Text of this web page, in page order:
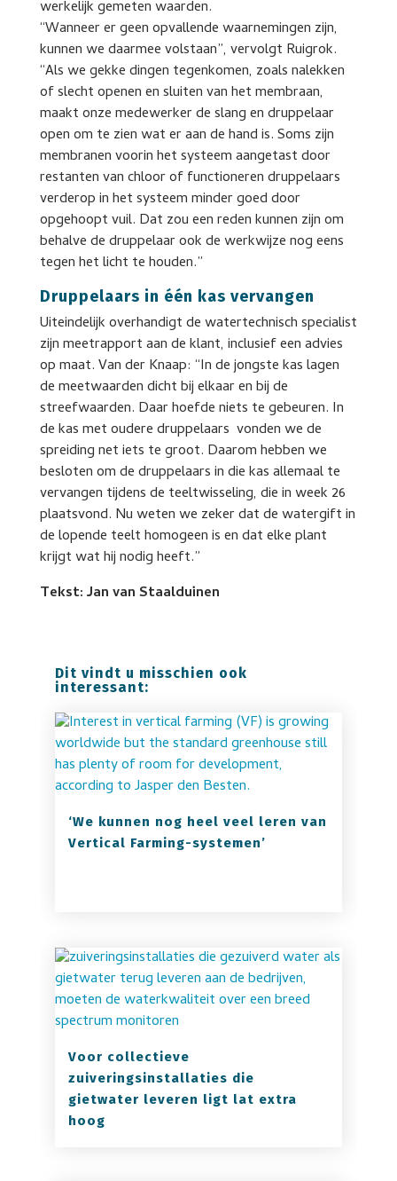
werkelijk gemeten waarden.
“Wanneer er geen opvallende waarnemingen zijn,
kunnen we daarmee volstaan”, vervolgt Ruigrok.
“Als we gekke dingen tegenkomen, zoals nalekken
of slecht openen en sluiten van het membraan,
maakt onze medewerker de slang en druppelaar
open om te zien wat er aan de hand is. Soms zijn
membranen voorin het systeem aangetast door
restanten van chloor of functioneren druppelaars
verderop in het systeem minder goed door
opgehoopt vuil. Dat zou een reden kunnen zijn om
behalve de druppelaar ook de werkwijze nog eens
tegen het licht te houden.”
Druppelaars in één kas vervangen
Uiteindelijk overhandigt de watertechnisch specialist
zijn meetrapport aan de klant, inclusief een advies
op maat. Van der Knaap: “In de jongste kas lagen
de meetwaarden dicht bij elkaar en bij de
streefwaarden. Daar hoefde niets te gebeuren. In
de kas met oudere druppelaars vonden we de
spreiding net iets te groot. Daarom hebben we
besloten om de druppelaars in die kas allemaal te
vervangen tijdens de teeltwisseling, die in week 26
plaatsvond. Nu weten we zeker dat de watergift in
de lopende teelt homogeen is en dat elke plant
krijgt wat hij nodig heeft.”
Tekst: Jan van Staalduinen
Dit vindt u misschien ook
interessant:
‘We kunnen nog heel veel leren van
Vertical Farming-systemen’
Voor collectieve
zuiveringsinstallaties die
gietwater leveren ligt lat extra
hoog